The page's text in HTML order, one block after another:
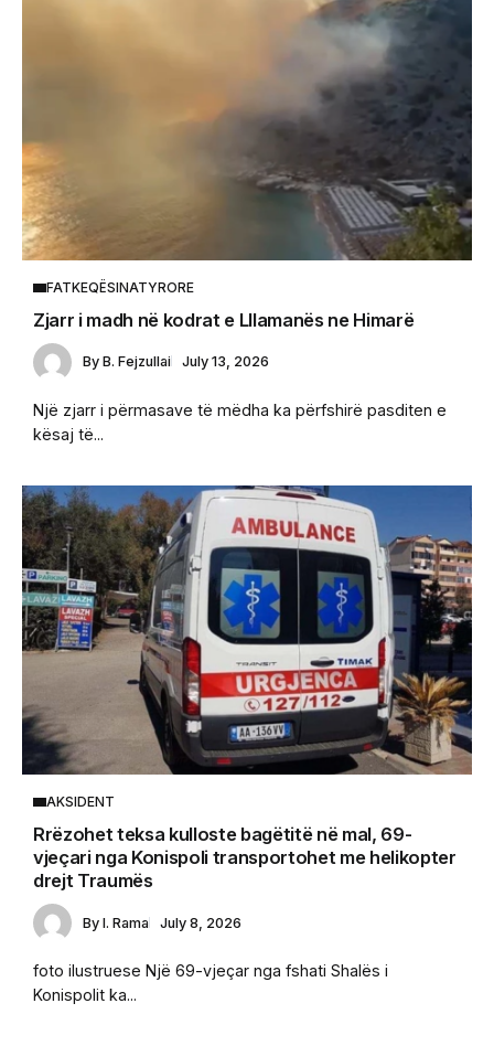
FATKEQËSINATYRORE
Zjarr i madh në kodrat e Lllamanës ne Himarë
By B. Fejzullai July 13, 2026
Një zjarr i përmasave të mëdha ka përfshirë pasditen e
kësaj të...
AKSIDENT
Rrëzohet teksa kulloste bagëtitë në mal, 69-
vjeçari nga Konispoli transportohet me helikopter
drejt Traumës
By I. Rama July 8, 2026
foto ilustruese Një 69-vjeçar nga fshati Shalës i
Konispolit ka...